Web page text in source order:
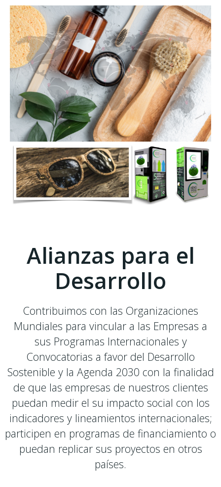
Alianzas para el
Desarrollo
Contribuimos con las Organizaciones
Mundiales para vincular a las Empresas a
sus Programas Internacionales y
Convocatorias a favor del Desarrollo
Sostenible y la Agenda 2030 con la finalidad
de que las empresas de nuestros clientes
puedan medir el su impacto social con los
indicadores y lineamientos internacionales;
participen en programas de financiamiento o
puedan replicar sus proyectos en otros
países.